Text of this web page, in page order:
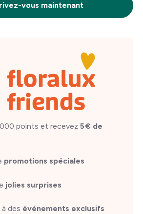
vous maintenant
000 points et recevez 5 € de
promotions spéciales
jolies surprises
des événements exclusifs